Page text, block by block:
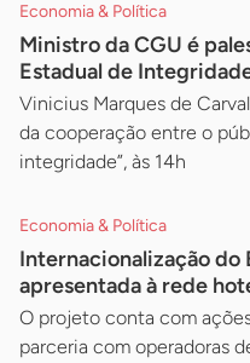
Economia & Política
Ministro da CGU é
Estadual de
Vinicius Marques de
da cooperação entre o
integridade”, às 14h
Economia & Política
Internacionalização do
apresentada à rede
O projeto conta com
parceria com operadoras